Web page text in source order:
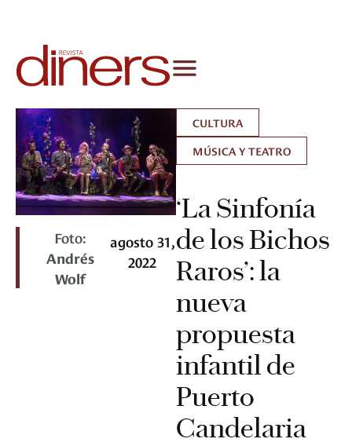
Foto:
Andrés
Wolf
agosto 31,
2022
CULTURA
MÚSICA Y TEATRO
‘La Sinfonía
de los Bichos
Raros’: la
nueva
propuesta
infantil de
Puerto
Candelaria